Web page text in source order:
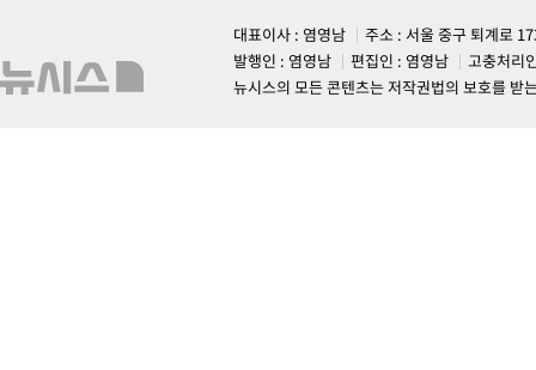
대표이사 : 염영남
주소 : 서울 중구 퇴계로
발행인 : 염영남
편집인 : 염영남
고충처리
뉴시스의 모든 콘텐츠는 저작권법의 보호를